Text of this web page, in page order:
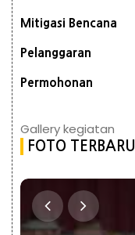
Mitigasi Bencana
Pelanggaran
Permohonan
Gallery kegiatan
FOTO TERBARU